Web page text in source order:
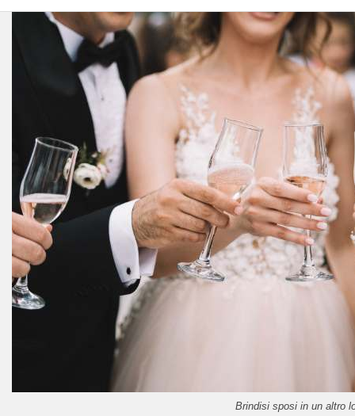
Brindisi sposi in un altro